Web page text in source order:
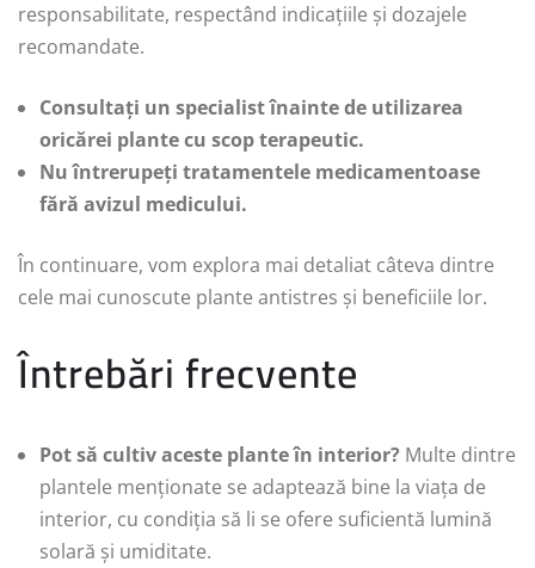
responsabilitate, respectând indicațiile și dozajele
recomandate.
Consultați un specialist înainte de utilizarea
oricărei plante cu scop terapeutic.
Nu întrerupeți tratamentele medicamentoase
fără avizul medicului.
În continuare, vom explora mai detaliat câteva dintre
cele mai cunoscute plante antistres și beneficiile lor.
Întrebări frecvente
Pot să cultiv aceste plante în interior? Multe dintre
plantele menționate se adaptează bine la viața de
interior, cu condiția să li se ofere suficientă lumină
solară și umiditate.